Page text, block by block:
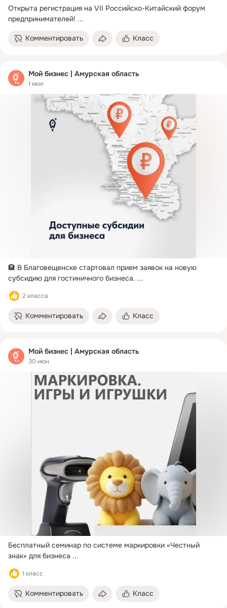
Открыта регистрация на VII Российско-Китайский форум
предпринимателей! ...
Комментировать Класс
Мой бизнес | Амурская область
1 июл
🏨 В Благовещенске стартовал прием заявок на новую
субсидию для гостиничного бизнеса. ...
2 класса
Комментировать Класс
Мой бизнес | Амурская область
30 июн
Бесплатный семинар по системе маркировки «Честный
знак» для бизнеса ...
1 класс
Комментировать Класс